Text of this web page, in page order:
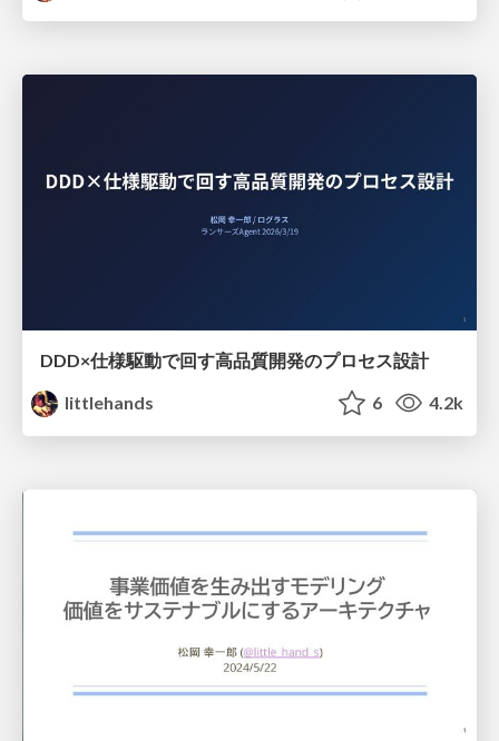
DDD×仕様駆動で回す高品質開発のプロセス設計
littlehands
6 4.2k